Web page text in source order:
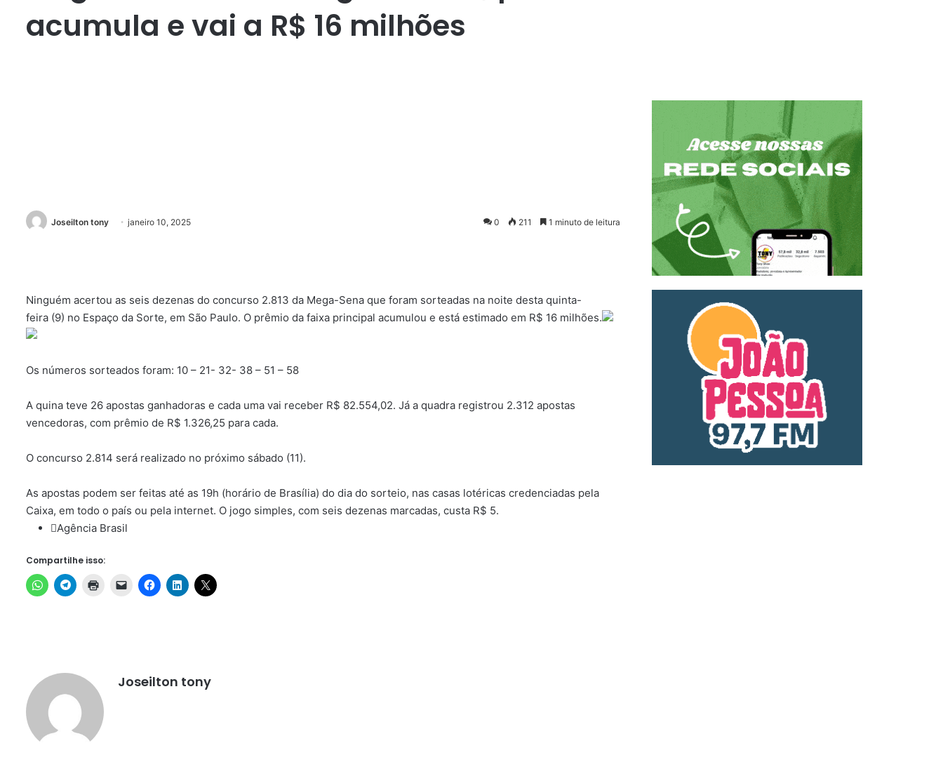
acumula e vai a R$ 16 milhões
Joseilton tony janeiro 10, 2025 0 211 1 minuto de leitura
Ninguém acertou as seis dezenas do concurso 2.813 da Mega-Sena que foram sorteadas na noite desta quinta-
feira (9) no Espaço da Sorte, em São Paulo. O prêmio da faixa principal acumulou e está estimado em R$ 16 milhões.
Os números sorteados foram: 10 – 21- 32- 38 – 51 – 58
A quina teve 26 apostas ganhadoras e cada uma vai receber R$ 82.554,02. Já a quadra registrou 2.312 apostas
vencedoras, com prêmio de R$ 1.326,25 para cada.
O concurso 2.814 será realizado no próximo sábado (11).
As apostas podem ser feitas até as 19h (horário de Brasília) do dia do sorteio, nas casas lotéricas credenciadas pela
Caixa, em todo o país ou pela internet. O jogo simples, com seis dezenas marcadas, custa R$ 5.
Agência Brasil
Compartilhe isso:
Joseilton tony